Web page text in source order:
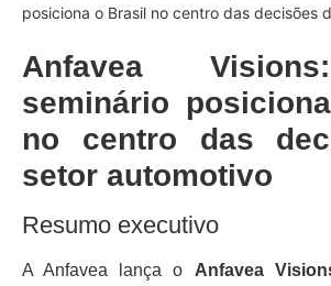
posiciona o Brasil no centro das decisões
Anfavea
seminário
no centro das
setor automotivo
Resumo executivo
A Anfavea lança o Anfavea